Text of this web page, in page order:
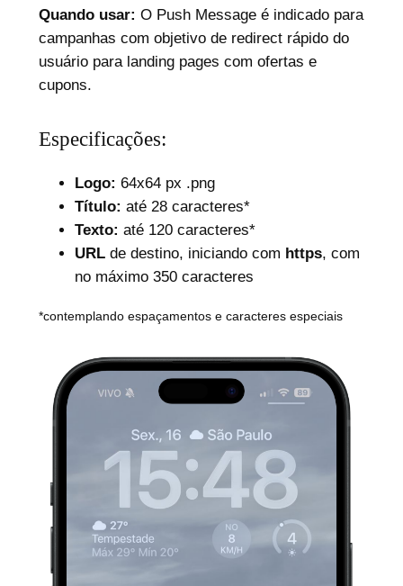
Quando usar: O Push Message é indicado para
campanhas com objetivo de redirect rápido do
usuário para landing pages com ofertas e
cupons.
Especificações:
Logo: 64x64 px .png
Título: até 28 caracteres*
Texto: até 120 caracteres*
URLde destino, iniciando com https, com
no máximo 350 caracteres
*contemplando espaçamentos e caracteres especiais